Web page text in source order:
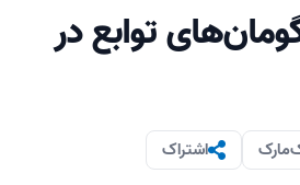
توابع در
اشتراک